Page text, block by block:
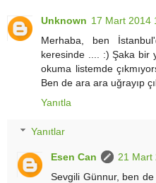
Unknown 17 Mart 2014
Merhaba, ben
keresinde .... :) Şaka bir
okuma listemde
Ben de ara ara uğrayıp
Yanıtla
Yanıtlar
Esen Can
21 Mart
Sevgili Günnur, ben de